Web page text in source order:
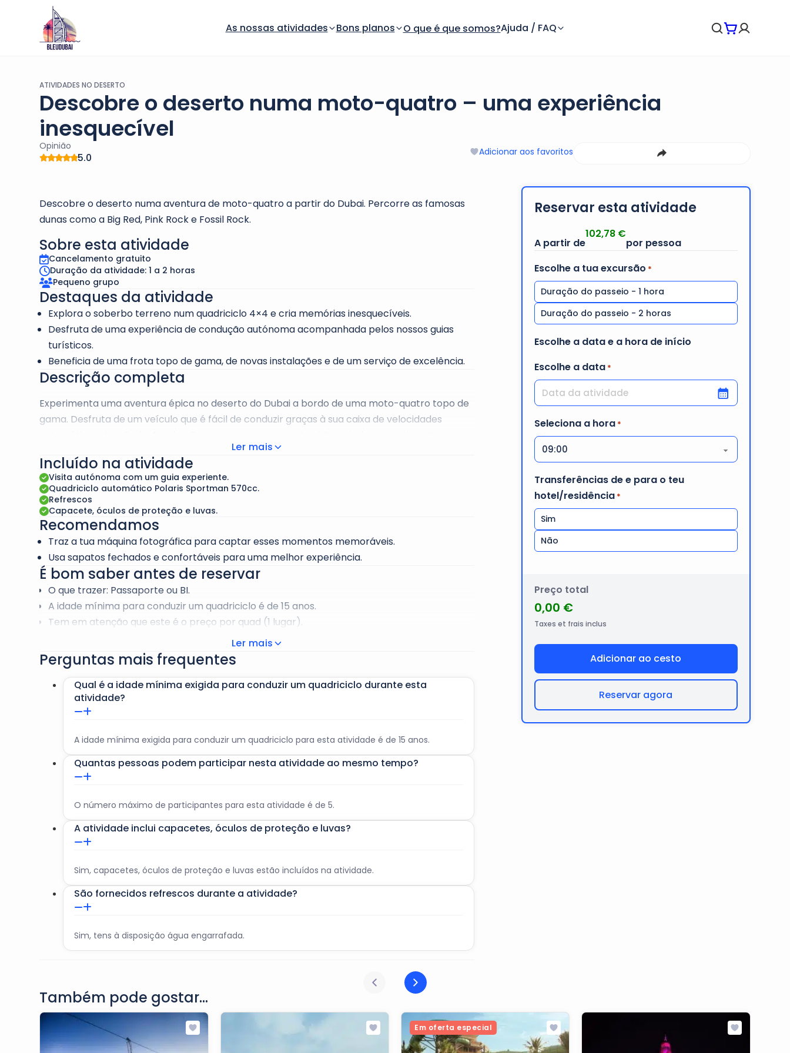
As nossas atividades Bons planos O que é que somos?Ajuda / FAQ
ATIVIDADES NO DESERTO
Descobre o deserto numa moto-quatro – uma experiência
inesquecível
Opinião
5.0 Adicionar aos favoritos
Descobre o deserto numa aventura de moto-quatro a partir do Dubai. Percorre as famosas
dunas como a Big Red, Pink Rock e Fossil Rock.
Sobre esta atividade
Cancelamento gratuito
Duração da atividade: 1 a 2 horas
Pequeno grupo
Destaques da atividade
Explora o soberbo terreno num quadriciclo 4×4 e cria memórias inesquecíveis.
Desfruta de uma experiência de condução autónoma acompanhada pelos nossos guias
turísticos.
Beneficia de uma frota topo de gama, de novas instalações e de um serviço de excelência.
Descrição completa
Experimenta uma aventura épica no deserto do Dubai a bordo de uma moto-quatro topo de
gama. Desfruta de um veículo que é fácil de conduzir graças à sua caixa de velocidades
emoção deste veículo rápido e manobrável. Contempla a beleza do deserto nesta aventura
única. Escolhe entre uma Discovery Tour ou uma Exploration Tour de 1 ou 2 horas e descobre
dunas impressionantes como a Big Red ou a Pink Rock.
Ler mais
Incluído na atividade
Visita autónoma com um guia experiente.
Quadriciclo automático Polaris Sportman 570cc.
Refrescos
Capacete, óculos de proteção e luvas.
Recomendamos
Traz a tua máquina fotográfica para captar esses momentos memoráveis.
Usa sapatos fechados e confortáveis para uma melhor experiência.
É bom saber antes de reservar
O que trazer: Passaporte ou BI.
A idade mínima para conduzir um quadriciclo é de 15 anos.
Tem em atenção que este é o preço por quad (1 lugar).
Usa roupas confortáveis ou roupa desportiva, como calças de corrida, calções e uma t-
shirt.
Ler mais
Perguntas mais frequentes
Qual é a idade mínima exigida para conduzir um quadriciclo durante esta
atividade?
A idade mínima exigida para conduzir um quadriciclo para esta atividade é de 15 anos.
Quantas pessoas podem participar nesta atividade ao mesmo tempo?
O número máximo de participantes para esta atividade é de 5.
A atividade inclui capacetes, óculos de proteção e luvas?
Sim, capacetes, óculos de proteção e luvas estão incluídos na atividade.
São fornecidos refrescos durante a atividade?
Sim, tens à disposição água engarrafada.
Reservar esta atividade
102,78 €
Escolhe a tua excursão *
Duração do passeio - 1 hora
Duração do passeio - 2 horas
Escolhe a data e a hora de início
Escolhe a data *
DD barra MM barra AAAA
Seleciona a hora *
Transferências de e para o teu
hotel/residência *
Sim
Não
Preço total
0,00 €
Taxes et frais inclus
Adicionar ao cesto
Reservar agora
Também pode gostar...
Em oferta especial